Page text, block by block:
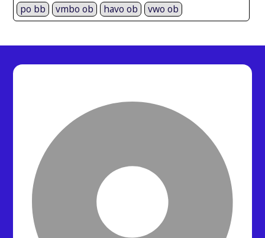
po bb vmbo ob havo ob vwo ob